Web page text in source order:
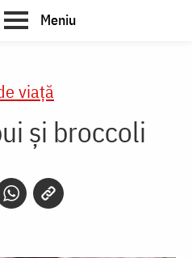
Meniu
viaţă
și broccoli